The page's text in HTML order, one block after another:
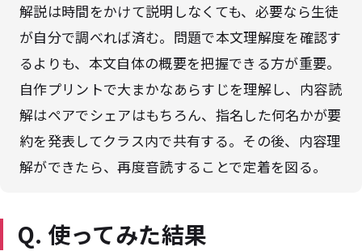
解説は時間をかけて説明しなくても、必要なら生徒
が自分で調べれば済む。問題で本文理解度を確認す
るよりも、本文自体の概要を把握できる方が重要。
自作プリントで大まかなあらすじを理解し、内容読
解はペアでシェアはもちろん、指名した何名かが要
約を発表してクラス内で共有する。その後、内容理
解ができたら、再度音読することで定着を図る。
Q. 使ってみた結果